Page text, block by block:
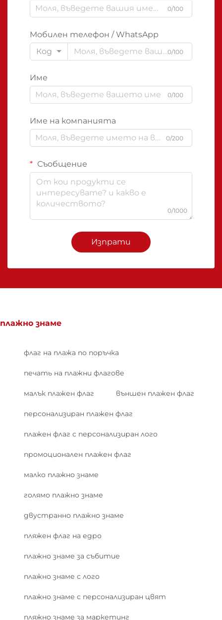
0/100
Мобилен телефон / WhatsApp
Код
0/100
Име
0/100
Име на компанията
0/200
Съобщение
0/1000
Изпрати
плажно знаме
флаг на плажа по поръчка
печать на плажни флагове
малък плажен флаг външен плажен флаг
персонализиран плажен флаг
плажен флаг с персонализиран лого
промоционален плажен флаг
малко плажно знаме
голямо плажно знаме
двустранно плажно знаме
пляжен флаг на едро
плажно знаме за събитие
плажно знаме с лого
плажно знаме с персонализиран цвят
пляжно знаме за маркетинг